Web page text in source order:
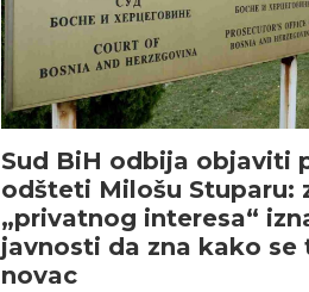
Sud BiH odbija objaviti
odšteti Milošu Stuparu:
„privatnog interesa“
javnosti da zna kako se
novac